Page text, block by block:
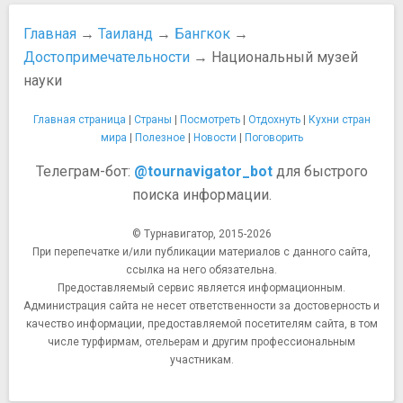
Театры и концертные залы
Театр Нанта
Храмы, соборы, монастыри
Ват-Ратчанадда (Лоха Прасат)
Золотая гора (Ват-Сакет)
Храм Ват Бовоннивет
Храм Ват Сутхат
Храм великой реликвии (Ват Махатхат)
Храм Золотого Будды (Ват Траймит)
Храм Изумрудного Будды (Ват Пхра Кео)
Храм Интхаравихан
Храм Лежащего Будды (Ват Пхо)
Храм Маха Ума Деви
Храм Патхум Ванарам
Шопинг в Таиланде
Еда и напитки
10 правил Тайских ресторанов
Алкоголь в Таиланде
Где поесть в Бангкоке
Кухня Таиланда
Напитки и выпивка в Таиланде
Особенности тайской кухни
Уличная еда в Таиланде
Транспорт
Автобусное сообщение в Таиланде
Автобусы в Бангкоке
Водный транспорт в Таиланде
Главная → Таиланд → Бангкок →
Достопримечательности → Национальный музей
науки
Главная страница | Страны | Посмотреть| Отдохнуть| Кухни стран
мира | Полезное| Новости | Поговорить
Телеграм-бот: @tournavigator_botдля быстрого
поиска информации.
© Турнавигатор, 2015-2026
При перепечатке и/или публикации материалов с данного сайта,
ссылка на него обязательна.
Предоставляемый сервис является информационным.
Администрация сайта не несет ответственности за достоверность и
качество информации, предоставляемой посетителям сайта, в том
числе турфирмам, отельерам и другим профессиональным
участникам.